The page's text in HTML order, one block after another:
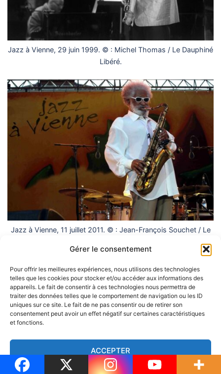
Gérer le consentement
Pour offrir les meilleures expériences, nous utilisons des technologies
telles que les cookies pour stocker et/ou accéder aux informations des
appareils. Le fait de consentir à ces technologies nous permettra de
traiter des données telles que le comportement de navigation ou les ID
uniques sur ce site. Le fait de ne pas consentir ou de retirer son
consentement peut avoir un effet négatif sur certaines caractéristiques
et fonctions.
ACCEPTER
Jazz à Vienne, 29 juin 1999. © : Michel Thomas / Le Dauphiné
Libéré.
Jazz à Vienne, 11 juillet 2011. © : Jean-François Souchet / Le